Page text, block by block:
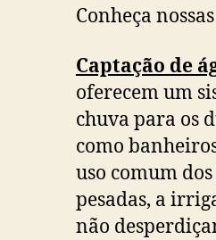
Conheça
Captação de
oferecem um
chuva para os
como
uso comum
pesadas, a
não